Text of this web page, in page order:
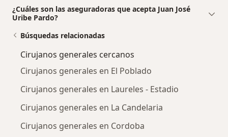
¿Cuáles son las aseguradoras que acepta Juan José
Uribe Pardo?
Búsquedas relacionadas
Cirujanos generales cercanos
Cirujanos generales en El Poblado
Cirujanos generales en Laureles - Estadio
Cirujanos generales en La Candelaria
Cirujanos generales en Cordoba